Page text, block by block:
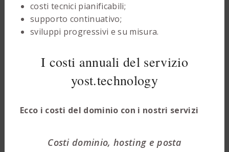
costi tecnici pianificabili;
supporto continuativo;
sviluppi progressivi e su misura.
I costi annuali del servizio
yost.technology
Ecco i costi del dominio con i nostri servizi
Costi dominio, hosting e posta